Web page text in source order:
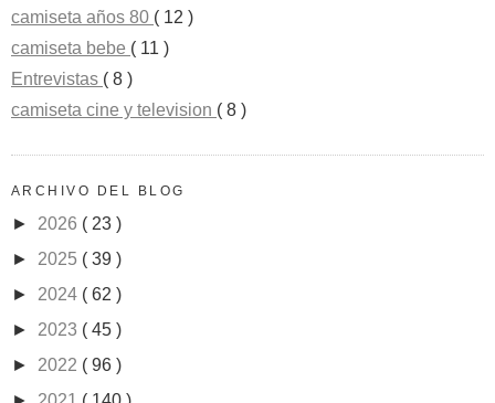
camiseta años 80 ( 12 )
camiseta bebe ( 11 )
Entrevistas ( 8 )
camiseta cine y television ( 8 )
ARCHIVO DEL BLOG
► 2026 ( 23 )
► 2025 ( 39 )
► 2024 ( 62 )
► 2023 ( 45 )
► 2022 ( 96 )